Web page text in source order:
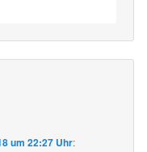
um 22:27 Uhr: